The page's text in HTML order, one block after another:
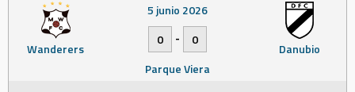
Wanderers Danubio
5 junio 2026
0
-
0
Parque Viera